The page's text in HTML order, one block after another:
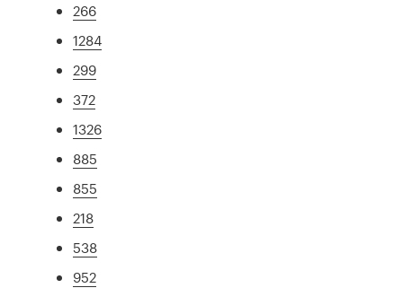
266
1284
299
372
1326
885
855
218
538
952